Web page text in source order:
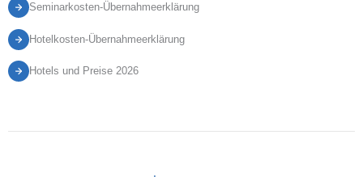
Seminarkosten-Übernahmeerklärung
Hotelkosten-Übernahmeerklärung
Hotels und Preise 2026